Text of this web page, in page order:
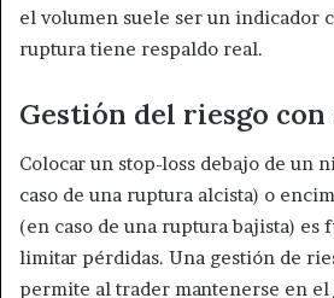
el volumen suele ser un indicador
ruptura tiene respaldo real.
Gestión del riesgo con
Colocar un stop-loss debajo de un
caso de una ruptura alcista) o
(en caso de una ruptura bajista) es
limitar pérdidas. Una gestión de
permite al trader mantenerse en el